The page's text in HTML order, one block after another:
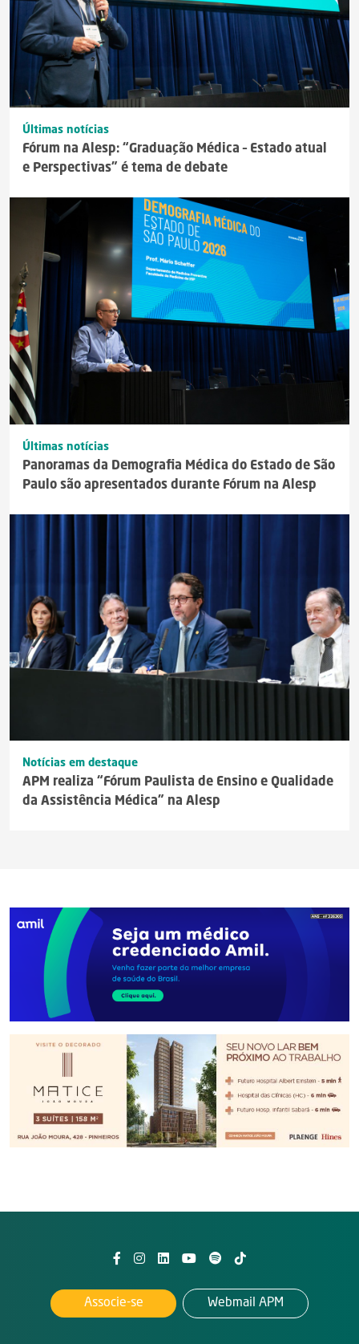
Últimas notícias
Fórum na Alesp: “Graduação Médica – Estado atual
e Perspectivas” é tema de debate
Últimas notícias
Panoramas da Demografia Médica do Estado de São
Paulo são apresentados durante Fórum na Alesp
Notícias em destaque
APM realiza “Fórum Paulista de Ensino e Qualidade
da Assistência Médica” na Alesp
Associe-se Webmail APM